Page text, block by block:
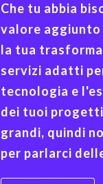
Che tu abbia
valore aggiunto
la tua
servizi adatti
tecnologia e
dei tuoi
grandi, quindi
per parlarci